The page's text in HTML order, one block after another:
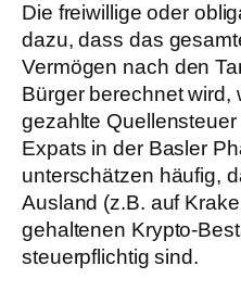
Die freiwillige oder
dazu, dass das
Vermögen nach den
Bürger berechnet wird,
gezahlte
Expats in der Basler
unterschätzen häufig,
Ausland (z.B. auf
gehaltenen Krypto-
steuerpflichtig sind.